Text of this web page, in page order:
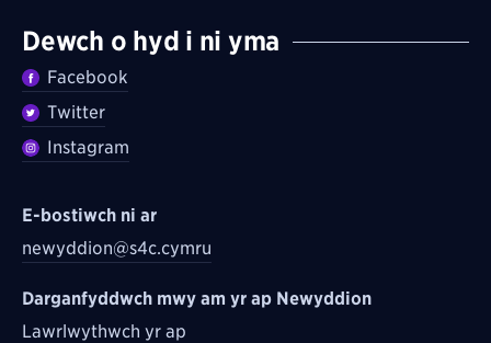
Dewch o hyd i ni yma
Facebook
Twitter
Instagram
E-bostiwch ni ar
newyddion@s4c.cymru
Darganfyddwch mwy am yr ap Newyddion
Lawrlwythwch yr ap